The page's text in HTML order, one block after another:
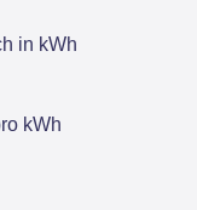
in kWh
kWh